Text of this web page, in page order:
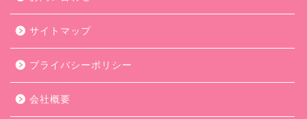
サイトマップ
プライバシーポリシー
会社概要